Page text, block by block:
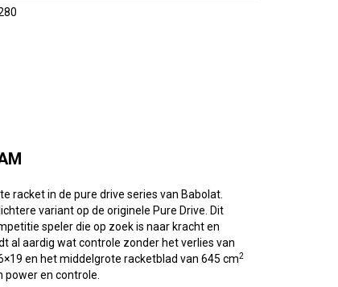
racket in de pure drive series van Babolat.
variant op de originele Pure Drive. Dit
speler die op zoek is naar kracht en
al aardig wat controle zonder het verlies van
en het middelgrote racketblad van 645 cm2
en controle.